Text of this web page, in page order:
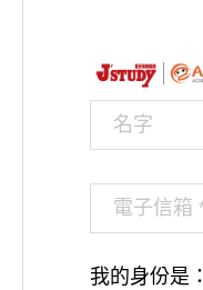
我的身份是：